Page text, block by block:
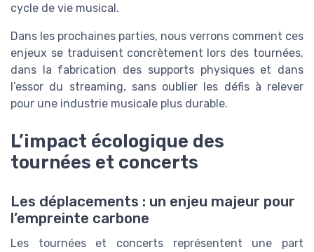
cycle de vie musical.
Dans les prochaines parties, nous verrons comment ces
enjeux se traduisent concrètement lors des tournées,
dans la fabrication des supports physiques et dans
l’essor du streaming, sans oublier les défis à relever
pour une industrie musicale plus durable.
L’impact écologique des
tournées et concerts
Les déplacements : un enjeu majeur pour
l’empreinte carbone
Les tournées et concerts représentent une part